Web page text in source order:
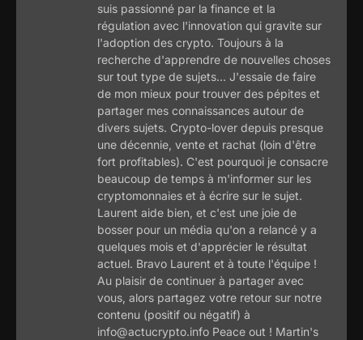
suis passionné par la finance et la
régulation avec l'innovation qui gravite sur
l'adoption des crypto. Toujours à la
recherche d'apprendre de nouvelles choses
sur tout type de sujets... J'essaie de faire
de mon mieux pour trouver des pépites et
partager mes connaissances autour de
divers sujets. Crypto-lover depuis presque
une décennie, vente et rachat (loin d'être
fort profitables). C'est pourquoi je consacre
beaucoup de temps à m'informer sur les
cryptomonnaies et à écrire sur le sujet.
Laurent aide bien, et c'est une joie de
bosser pour un média qu'on a relancé y a
quelques mois et d'apprécier le résultat
actuel. Bravo Laurent et à toute l'équipe !
Au plaisir de continuer à partager avec
vous, alors partagez votre retour sur notre
contenu (positif ou négatif) à
info@actucrypto.info Peace out ! Martin's